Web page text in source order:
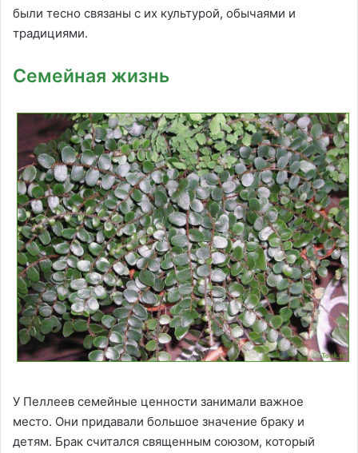
были тесно связаны с их культурой, обычаями и
традициями.
Семейная жизнь
У Пеллеев семейные ценности занимали важное
место. Они придавали большое значение браку и
детям. Брак считался священным союзом, который